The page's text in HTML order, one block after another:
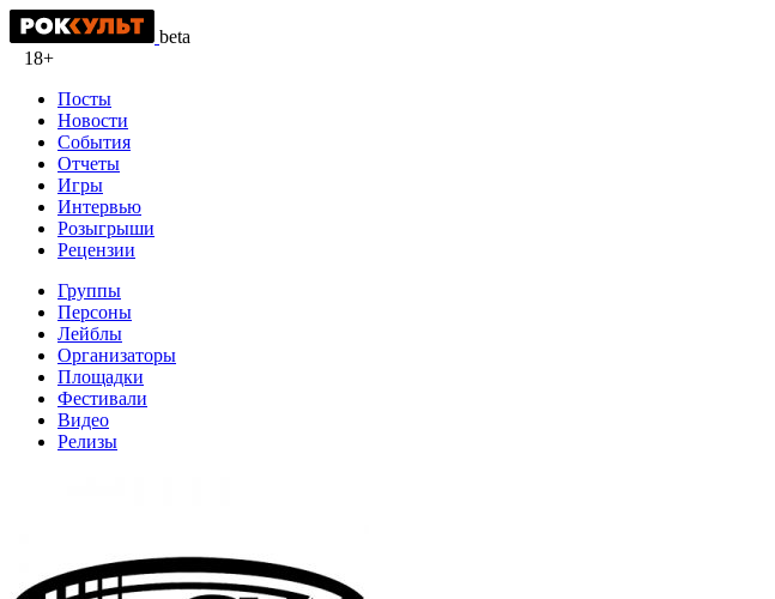
beta
18+
Посты
Новости
События
Отчеты
Игры
Интервью
Розыгрыши
Рецензии
Группы
Персоны
Лейблы
Организаторы
Площадки
Фестивали
Видео
Релизы